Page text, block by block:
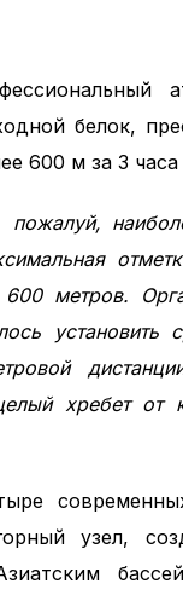
белок,
600 м за 3
метров.
установить
хребет от
узел,